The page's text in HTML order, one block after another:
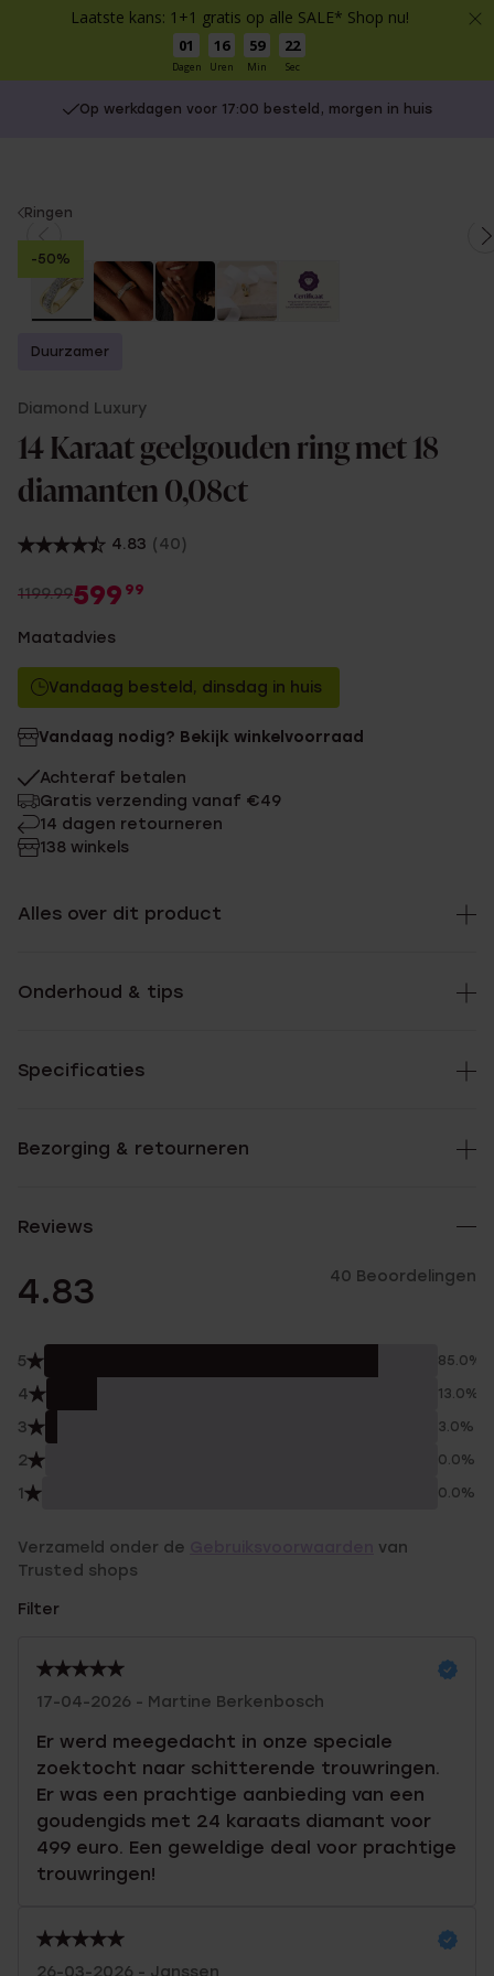
Laatste kans: 1+1 gratis op alle SALE* Shop nu!
01
Dagen
16
Uren
59
Min
22
Sec
Op werkdagen voor 17:00 besteld, morgen in huis
You
are
here:
Ringen
-50%
Duurzamer
Diamond Luxury
14 Karaat geelgouden ring met 18
diamanten 0,08ct
4.83 (40)
1199.99599 99
Maatadvies
Vandaag besteld, dinsdag in huis
Vandaag nodig? Bekijk winkelvoorraad
Achteraf betalen
Gratis verzending vanaf €49
14 dagen retourneren
138 winkels
Alles over dit product
Onderhoud & tips
Specificaties
Bezorging & retourneren
Reviews
4.83 40 Beoordelingen
5 85.0%
4 13.0%
3 3.0%
2 0.0%
1 0.0%
Verzameld onder de
van
Trusted shops
Filter
17-04-2026 - Martine Berkenbosch
Er werd meegedacht in onze speciale
zoektocht naar schitterende trouwringen.
Er was een prachtige aanbieding van een
goudengids met 24 karaats diamant voor
499 euro. Een geweldige deal voor prachtige
trouwringen!
26-03-2026 - Janssen